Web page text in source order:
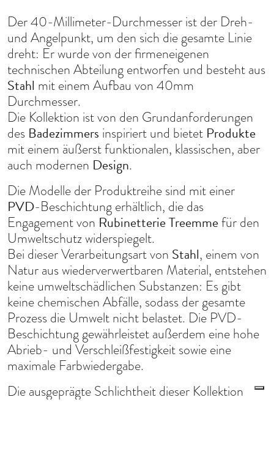
Der 40-Millimeter-Durchmesser ist der Dreh-
und Angelpunkt, um den sich die gesamte Linie
dreht: Er wurde von der firmeneigenen
technischen Abteilung entworfen und besteht aus
Stahl mit einem Aufbau von 40mm
Durchmesser.
Die Kollektion ist von den Grundanforderungen
des Badezimmers inspiriert und bietet Produkte
mit einem äußerst funktionalen, klassischen, aber
auch modernen Design.
Die Modelle der Produktreihe sind mit einer
PVD-Beschichtung erhältlich, die das
Engagement von Rubinetterie Treemmefür den
Umweltschutz widerspiegelt.
Bei dieser Verarbeitungsart von Stahl, einem von
Natur aus wiederverwertbaren Material, entstehen
keine umweltschädlichen Substanzen: Es gibt
keine chemischen Abfälle, sodass der gesamte
Prozess die Umwelt nicht belastet. Die PVD-
Beschichtung gewährleistet außerdem eine hohe
Abrieb- und Verschleißfestigkeit sowie eine
maximale Farbwiedergabe.
Die ausgeprägte Schlichtheit dieser Kollektion